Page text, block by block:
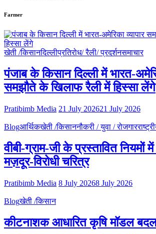
Farmer
खेती /किसानदिल्लीप्रतिरोध/ रैली/ प्रदर्शनसमाचार
पंजाब के किसान दिल्ली में भारत-
समझौते के खिलाफ रैली में हिस्सा लेंगे
Pratibimb Media 21 July 202621 July 2026
Blogआर्थिकखेती /किसाननौकरी / युवा / रोजगार
वीबी-ग्राम-जी के प्रस्तावित नियमों
मज़दूर-विरोधी चरित्र
Pratibimb Media 8 July 20268 July 2026
Blogखेती /किसान
कीटनाशक आधारित कृषि मॉडल